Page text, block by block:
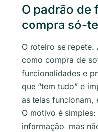
O padrão de
compra só-
O roteiro se repete.
como compra de
funcionalidades e
que “tem tudo” e
as telas funcionam,
O motivo é
informação, mas